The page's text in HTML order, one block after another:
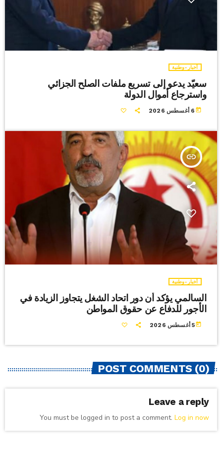
أخبار-وطنية
سعيّد يدعو إلى تسريع ملفات الصلح الجزائي
واسترجاع أموال الدولة
today 6 أغسطس 2026
insert_link
أخبار-وطنية
السالمي يؤكد أن دور اتحاد الشغل يتجاوز الزيادة في
الأجور للدفاع عن حقوق المواطن
today5 أغسطس 2026
POST COMMENTS (0)
Leave a reply
You must be logged in to post a comment. Log in now